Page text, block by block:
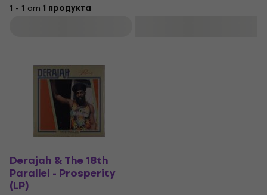
1 - 1 от 1 продукта
Derajah & The 18th
Parallel - Prosperity
(LP)